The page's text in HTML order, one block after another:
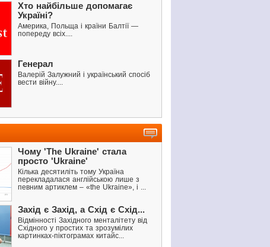
Хто найбільше допомагає
Україні?
Америка, Польща і країни Балтії —
попереду всіх....
Генерал
Валерій Залужний і український спосіб
вести війну....
Чому 'The Ukraine' стала
просто 'Ukraine'
Кілька десятиліть тому Україна
перекладалася англійською лише з
певним артиклем – «the Ukraine», і ...
Захід є Захід, а Схід є Схід...
Відмінності Західного менталітету від
Східного у простих та зрозумілих
картинках-піктограмах китайс...